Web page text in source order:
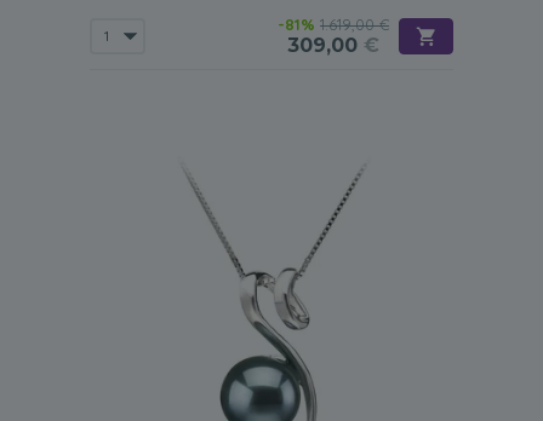
-81% 1.619,00 €
309,00 €